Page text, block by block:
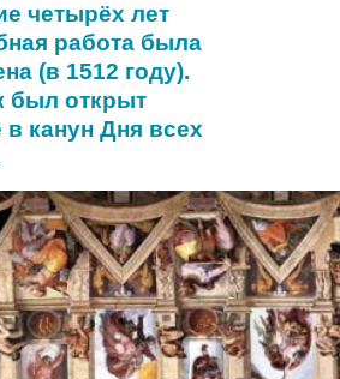
четырёх лет
работа была
(в 1512 году).
был открыт
в канун Дня всех